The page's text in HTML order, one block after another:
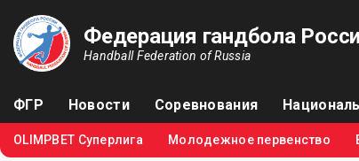
Федерация гандбола
Handball Federation of Russia
ФГР Новости Соревнования
OLIMPBET Суперлига Молодежное первенство